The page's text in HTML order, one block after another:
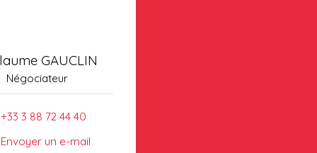
GAUCLIN
Négociateur
+33 3 88 72 44 40
Envoyer un e-mail